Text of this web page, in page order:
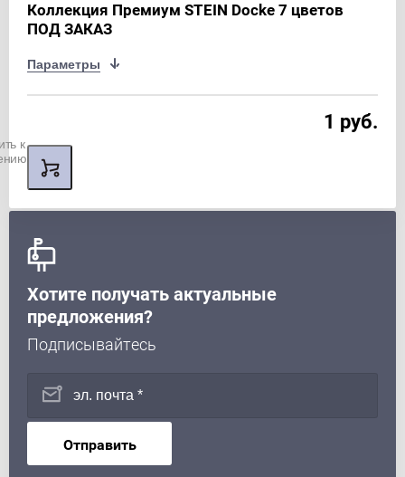
Хотите получать актуальные
предложения?
Подписывайтесь
Отправить
Коллекция Премиум STEIN Docke 7 цветов
ПОД ЗАКАЗ
Параметры
к
1 руб.